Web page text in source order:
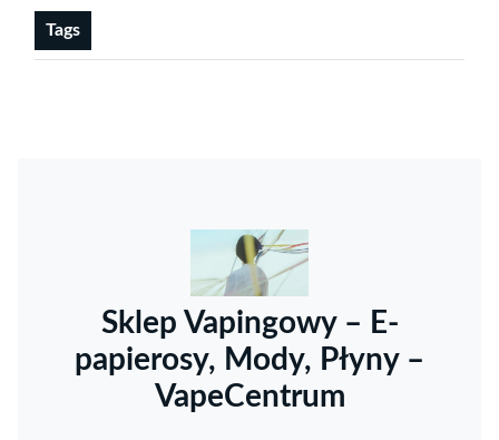
Tags
Sklep Vapingowy – E-
papierosy, Mody, Płyny –
VapeCentrum